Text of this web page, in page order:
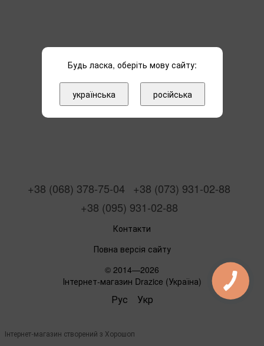
+38 (068) 378-75-04
+38 (073) 931-02-88
+38 (095) 931-02-88
Контакти
Повна версія сайту
© 2014—2026
Інтернет-магазин Drazice (Україна)
Рус Укр
Інтернет-магазин створений з Хорошоп
Будь ласка, оберіть мову сайту:
українська російська